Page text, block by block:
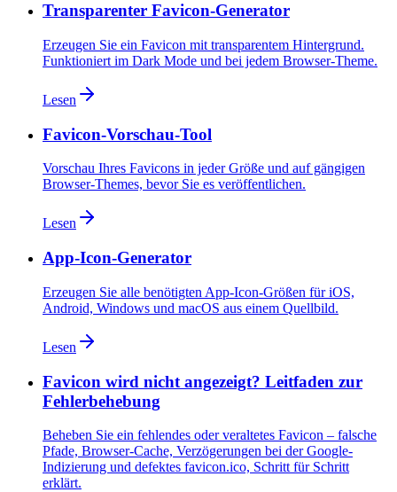
Transparenter Favicon-Generator
Erzeugen Sie ein Favicon mit transparentem Hintergrund.
Funktioniert im Dark Mode und bei jedem Browser-Theme.
Lesen
Favicon-Vorschau-Tool
Vorschau Ihres Favicons in jeder Größe und auf gängigen
Browser-Themes, bevor Sie es veröffentlichen.
Lesen
App-Icon-Generator
Erzeugen Sie alle benötigten App-Icon-Größen für iOS,
Android, Windows und macOS aus einem Quellbild.
Lesen
Favicon wird nicht angezeigt? Leitfaden zur
Fehlerbehebung
Beheben Sie ein fehlendes oder veraltetes Favicon – falsche
Pfade, Browser-Cache, Verzögerungen bei der Google-
Indizierung und defektes favicon.ico, Schritt für Schritt
erklärt.